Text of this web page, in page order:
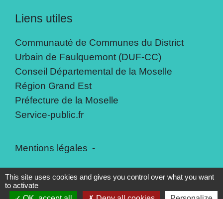
Liens utiles
Communauté de Communes du District
Urbain de Faulquemont (DUF-CC)
Conseil Départemental de la Moselle
Région Grand Est
Préfecture de la Moselle
Service-public.fr
Mentions légales -
Politique de confidentialité - Accessibilité -
Plan du site - Gestion des cookies
This site uses cookies and gives you control over what you want
to activate